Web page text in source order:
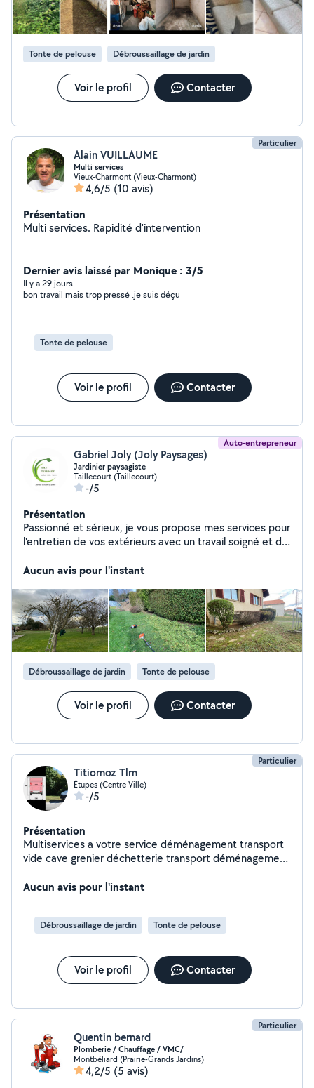
Tonte de pelouse Débroussaillage de jardin
Voir le profil Contacter
Particulier
Alain VUILLAUME
Multi services
Vieux-Charmont (Vieux-Charmont)
4,6/5 (10 avis)
Présentation
Multi services. Rapidité d'intervention
Dernier avis laissé par Monique : 3/5
Il y a 29 jours
bon travail mais trop pressé .je suis déçu
Tonte de pelouse
Voir le profil Contacter
Auto-entrepreneur
Gabriel Joly (Joly Paysages)
Jardinier paysagiste
Taillecourt (Taillecourt)
-/5
Présentation
Passionné et sérieux, je vous propose mes services pour
l'entretien de vos extérieurs avec un travail soigné et de
Aucun avis pour l'instant
Débroussaillage de jardin Tonte de pelouse
Voir le profil Contacter
Particulier
Titiomoz Tlm
Étupes (Centre Ville)
-/5
Présentation
Multiservices a votre service déménagement transport
vide cave grenier déchetterie transport déménagement
merci a très bientôt
Aucun avis pour l'instant
Débroussaillage de jardin Tonte de pelouse
Voir le profil Contacter
Particulier
Quentin bernard
Plomberie / Chauffage / VMC/
Montbéliard (Prairie-Grands Jardins)
4,2/5 (5 avis)